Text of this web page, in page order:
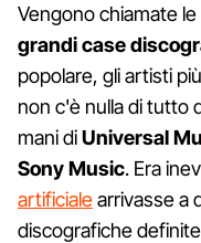
Vengono chiamate
grandi case
popolare, gli artisti
non c'è nulla di tutto
mani diUniversal
Sony Music. Era
artificialearrivasse a
discografiche